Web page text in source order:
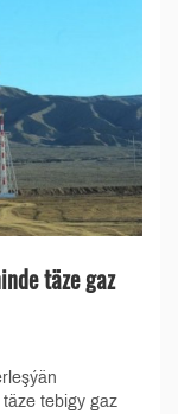
täze gaz
täze tebigy gaz